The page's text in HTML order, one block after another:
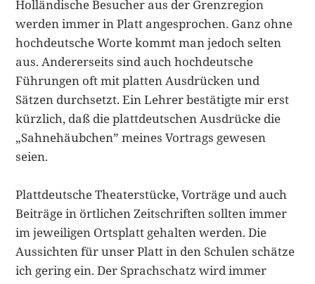
Holländische Be­sucher aus der Grenzregion
werden immer in Platt angesprochen. Ganz ohne
hochdeutsche Worte kommt man jedoch selten
aus. Andererseits sind auch hoch­deutsche
Führungen oft mit platten Ausdrücken und
Sätzen durchsetzt. Ein Lehrer bestätigte mir erst
kürzlich, daß die plattdeutschen Ausdrücke die
„Sahnehäub­chen” meines Vortrags gewesen
seien.
Plattdeutsche Theaterstücke, Vorträge und auch
Beiträge in örtlichen Zeitschriften sollten immer
im jeweiligen Ortsplatt gehalten werden. Die
Aussichten für unser Platt in den Schulen schätze
ich gering ein. Der Sprachschatz wird immer